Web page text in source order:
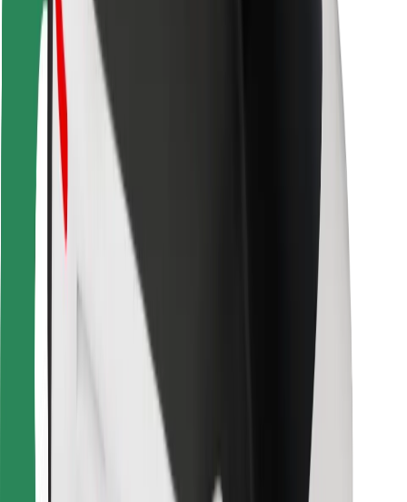
Aéroports
Stations de charge Bolt
Support
Pour les passagers
Pour les chauffeurs
Pour les livreurs
Bolt Food
Pour les propriétaires de flotte
Pour les restaurants
Bolt for Business
Fournisseurs
Conditions générales